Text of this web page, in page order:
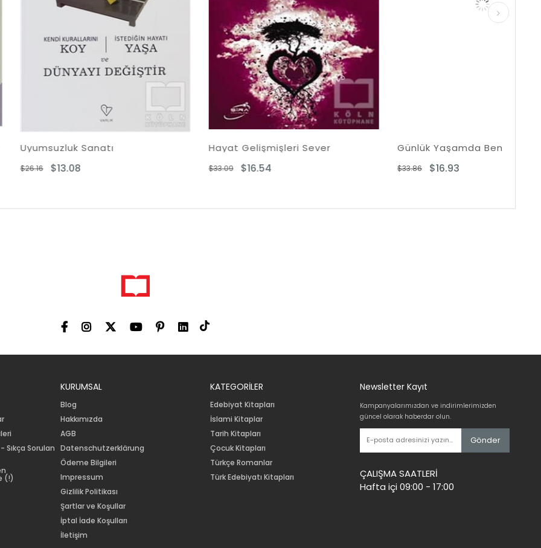
Sanatı Hayat Gelişmişleri Sever
$16.54
Günlük Yaşamda Benliğin Sunumu
$16.93
Sıkça Sorulan
(!)
KURUMSAL
Blog
Hakkımızda
AGB
Datenschutzerklärung
Ödeme Bilgileri
Impressum
Gizlilik Politikası
Şartlar ve Koşullar
İptal İade Koşulları
İletişim
KATEGORİLER
Edebiyat Kitapları
İslami Kitaplar
Tarih Kitapları
Çocuk Kitapları
Türkçe Romanlar
Türk Edebiyatı Kitapları
Newsletter Kayıt
Kampanyalarımızdan ve indirimlerimizden
güncel olarak haberdar olun.
Gönder
ÇALIŞMA SAATLERİ
Hafta içi 09:00 - 17:00